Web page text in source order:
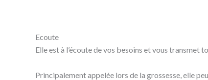
Ecoute
Elle est à l’écoute de vos besoins et vous transmet
Principalement appelée lors de la grossesse, elle